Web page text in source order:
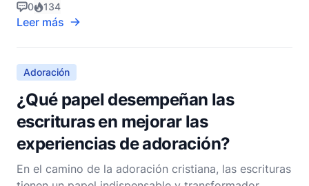
adoración tradicional y contemporánea representan
dos enfoques diferentes para adorar a Dios, cada
uno con su propia historia, características e
0 134
Leer más
Adoración
¿Qué papel desempeñan las
escrituras en mejorar las
experiencias de adoración?
En el camino de la adoración cristiana, las escrituras